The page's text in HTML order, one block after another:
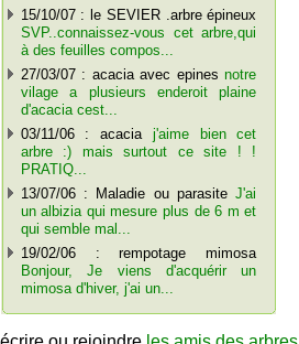
15/10/07 : le SEVIER .arbre épineux
SVP..connaissez-vous cet arbre,qui
à des feuilles compos...
27/03/07 : acacia avec epinesnotre
vilage a plusieurs enderoit plaine
d'acacia cest...
03/11/06 : acacia j'aime bien cet
arbre :) mais surtout ce site ! !
PRATIQ...
13/07/06 : Maladie ou parasiteJ'ai
un albizia qui mesure plus de 6 m et
qui semble mal...
19/02/06 : rempotage mimosa
Bonjour, Je viens d'acquérir un
mimosa d'hiver, j'ai un...